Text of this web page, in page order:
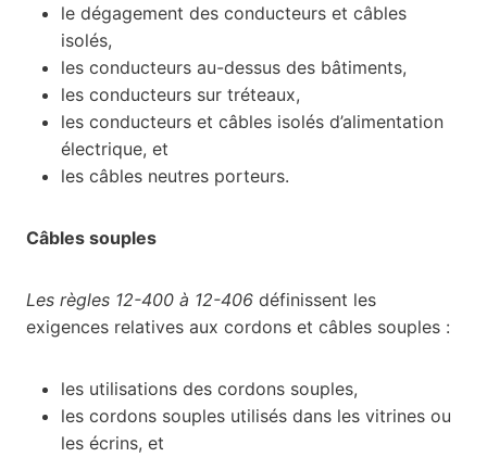
le dégagement des conducteurs et câbles
isolés,
les conducteurs au-dessus des bâtiments,
les conducteurs sur tréteaux,
les conducteurs et câbles isolés d’alimentation
électrique, et
les câbles neutres porteurs.
Câbles souples
Les règles 12-400 à 12-406 définissent les
exigences relatives aux cordons et câbles souples :
les utilisations des cordons souples,
les cordons souples utilisés dans les vitrines ou
les écrins, et